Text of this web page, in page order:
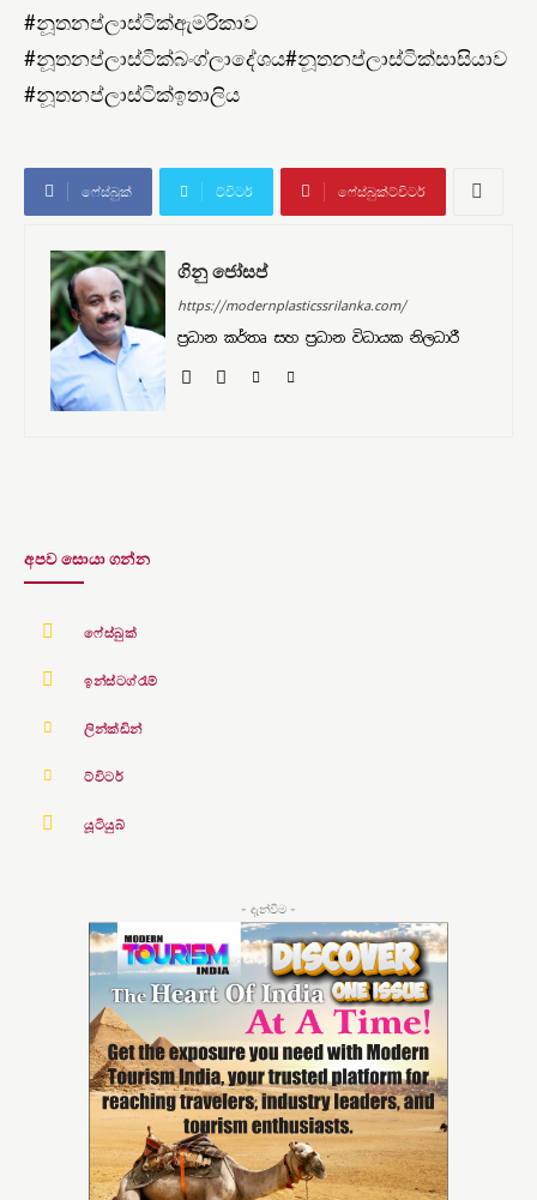
#නූතනප්ලාස්ටික්ඇමරිකාව
#නූතනප්ලාස්ටික්බංග්ලාදේශය#නූතනප්ලාස්ටික්සාසියාව
#නූතනප්ලාස්ටික්ඉතාලිය
ෆේස්බුක් ට්විටර් ෆේස්බුක්ට්විටර්
ගිනු ජෝසප්
https://modernplasticssrilanka.com/
ප්‍රධාන කර්තෘ සහ ප්‍රධාන විධායක නිලධාරී
අපව සොයා ගන්න
ෆේස්බුක්
ඉන්ස්ටග්රෑම්
ලින්ක්ඩින්
ට්විටර්
යූටියුබ්
- දැන්වීම -